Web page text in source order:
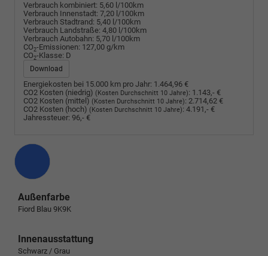
Verbrauch kombiniert: 5,60 l/100km
Verbrauch Innenstadt: 7,20 l/100km
Verbrauch Stadtrand: 5,40 l/100km
Verbrauch Landstraße: 4,80 l/100km
Verbrauch Autobahn: 5,70 l/100km
CO2-Emissionen: 127,00 g/km
CO2-Klasse: D
Download
Energiekosten bei 15.000 km pro Jahr: 1.464,96 €
CO2 Kosten (niedrig) (Kosten Durchschnitt 10 Jahre): 1.143,- €
CO2 Kosten (mittel) (Kosten Durchschnitt 10 Jahre): 2.714,62 €
CO2 Kosten (hoch) (Kosten Durchschnitt 10 Jahre): 4.191,- €
Jahressteuer: 96,- €
Außenfarbe
Fiord Blau 9K9K
Innenausstattung
Schwarz / Grau